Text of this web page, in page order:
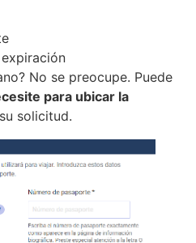
No se preocupe. Puede
para ubicar la
solicitud.